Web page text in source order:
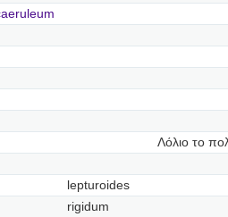
Λόλιο το
lepturoides
rigidum